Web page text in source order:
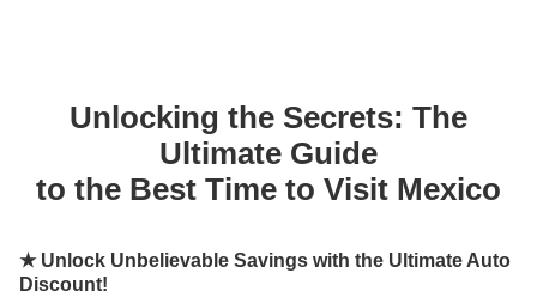
Unlocking the Secrets: The
Ultimate Guide
to the Best Time to Visit Mexico
★ Unlock Unbelievable Savings with the Ultimate Auto
Discount!